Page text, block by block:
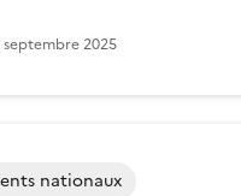
septembre 2025
nationaux